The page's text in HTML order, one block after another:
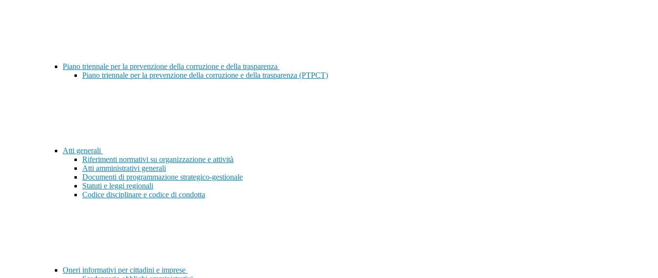
Piano triennale per la prevenzione della corruzione e della trasparenza
Piano triennale per la prevenzione della corruzione e della trasparenza (PTPCT)
Atti generali
Riferimenti normativi su organizzazione e attività
Atti amministrativi generali
Documenti di programmazione strategico-gestionale
Statuti e leggi regionali
Codice disciplinare e codice di condotta
Oneri informativi per cittadini e imprese